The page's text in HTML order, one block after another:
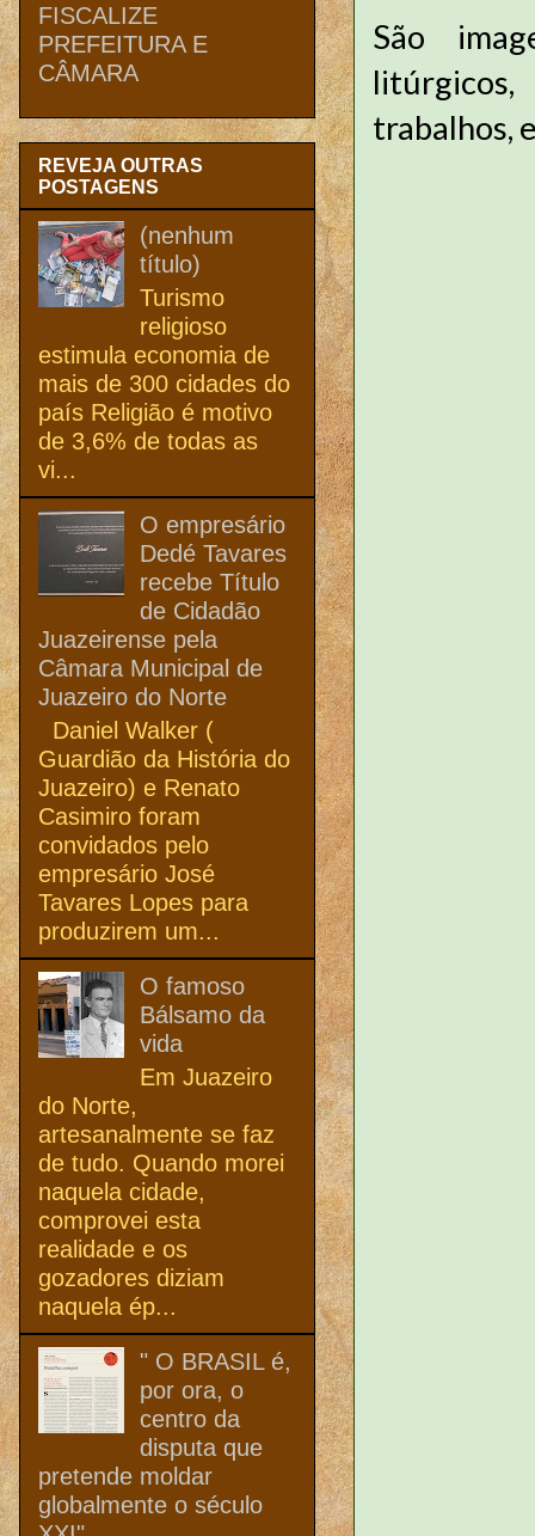
São
trabalhos,
FISCALIZE
PREFEITURA E
CÂMARA
REVEJA OUTRAS
POSTAGENS
(nenhum
título)
Turismo
religioso
estimula economia de
mais de 300 cidades do
país Religião é motivo
de 3,6% de todas as
vi...
O empresário
Dedé Tavares
recebe Título
de Cidadão
Juazeirense pela
Câmara Municipal de
Juazeiro do Norte
Daniel Walker (
Guardião da História do
Juazeiro) e Renato
Casimiro foram
convidados pelo
empresário José
Tavares Lopes para
produzirem um...
O famoso
Bálsamo da
vida
Em Juazeiro
do Norte,
artesanalmente se faz
de tudo. Quando morei
naquela cidade,
comprovei esta
realidade e os
gozadores diziam
naquela ép...
" O BRASIL é,
por ora, o
centro da
disputa que
pretende moldar
globalmente o século